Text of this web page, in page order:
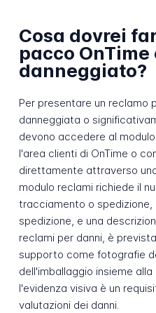
Cosa dovrei
pacco OnTime
danneggiato?
Per presentare un reclamo
danneggiata o
devono accedere al
l'area clienti di OnTime o
direttamente attraverso
modulo reclami richiede il
tracciamento o
spedizione, e una
reclami per danni, è
supporto come fotografie
dell'imballaggio insieme
l'evidenza visiva è un
valutazioni dei danni.